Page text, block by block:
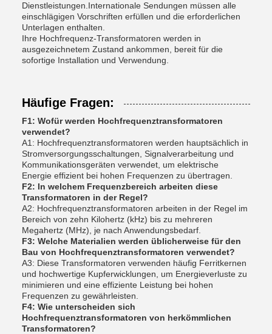
Dienstleistungen.Internationale Sendungen müssen alle
einschlägigen Vorschriften erfüllen und die erforderlichen
Unterlagen enthalten.
Ihre Hochfrequenz-Transformatoren werden in
ausgezeichnetem Zustand ankommen, bereit für die
sofortige Installation und Verwendung.
Häufige Fragen:
F1: Wofür werden Hochfrequenztransformatoren
verwendet?
A1: Hochfrequenztransformatoren werden hauptsächlich in
Stromversorgungsschaltungen, Signalverarbeitung und
Kommunikationsgeräten verwendet, um elektrische
Energie effizient bei hohen Frequenzen zu übertragen.
F2: In welchem Frequenzbereich arbeiten diese
Transformatoren in der Regel?
A2: Hochfrequenztransformatoren arbeiten in der Regel im
Bereich von zehn Kilohertz (kHz) bis zu mehreren
Megahertz (MHz), je nach Anwendungsbedarf.
F3: Welche Materialien werden üblicherweise für den
Bau von Hochfrequenztransformatoren verwendet?
A3: Diese Transformatoren verwenden häufig Ferritkernen
und hochwertige Kupferwicklungen, um Energieverluste zu
minimieren und eine effiziente Leistung bei hohen
Frequenzen zu gewährleisten.
F4: Wie unterscheiden sich
Hochfrequenztransformatoren von herkömmlichen
Transformatoren?